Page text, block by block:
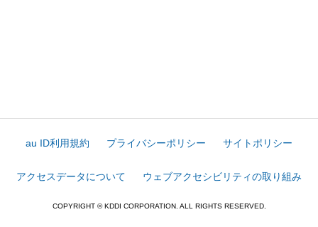
au ID利用規約 プライバシーポリシー サイトポリシー
アクセスデータについて ウェブアクセシビリティの取り組み
COPYRIGHT © KDDI CORPORATION. ALL RIGHTS RESERVED.